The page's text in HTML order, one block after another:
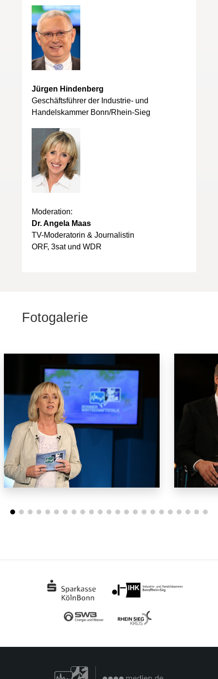
Jürgen Hindenberg
Geschäftsführer der Industrie- und
Handelskammer Bonn/Rhein-Sieg
Moderation:
Dr. Angela Maas
TV-Moderatorin & Journalistin
ORF, 3sat und WDR
Fotogalerie